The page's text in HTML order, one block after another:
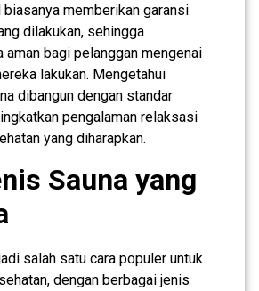
memberikan garansi
dilakukan, sehingga
aman bagi pelanggan mengenai
lakukan. Mengetahui
dibangun dengan standar
pengalaman relaksasi
yang diharapkan.
Sauna yang
salah satu cara populer untuk
dengan berbagai jenis